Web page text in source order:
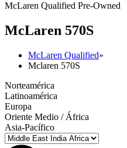
McLaren Qualified Pre-Owned
McLaren 570S
McLaren Qualified»
Mclaren 570S
Norteamérica
Latinoamérica
Europa
Oriente Medio / África
Asia-Pacífico